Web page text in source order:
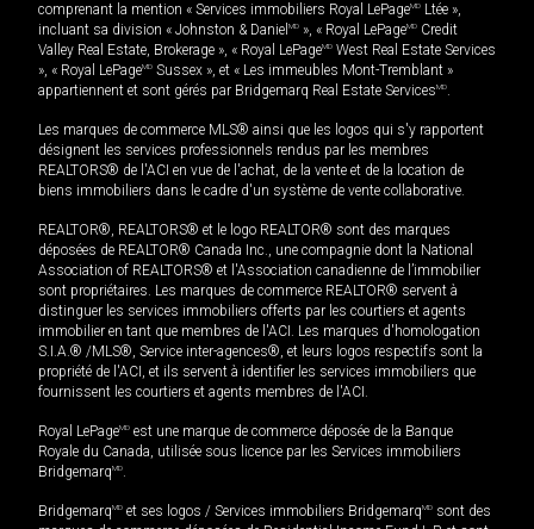
comprenant la mention « Services immobiliers Royal LePageMD Ltée »,
incluant sa division « Johnston & Daniel MD », « Royal LePageMD Credit
Valley Real Estate, Brokerage », « Royal LePageMD West Real Estate Services
», « Royal LePageMD Sussex », et « Les immeubles Mont-Tremblant »
appartiennent et sont gérés par Bridgemarq Real Estate ServicesMD.
Les marques de commerce MLS® ainsi que les logos qui s'y rapportent
désignent les services professionnels rendus par les membres
REALTORS® de l'ACI en vue de l'achat, de la vente et de la location de
biens immobiliers dans le cadre d'un système de vente collaborative.
REALTOR®, REALTORS® et le logo REALTOR® sont des marques
déposées de REALTOR® Canada Inc., une compagnie dont la National
Association of REALTORS® et l'Association canadienne de l’immobilier
sont propriétaires. Les marques de commerce REALTOR® servent à
distinguer les services immobiliers offerts par les courtiers et agents
immobilier en tant que membres de l'ACI. Les marques d'homologation
S.I.A.® /MLS®, Service inter-agences®, et leurs logos respectifs sont la
propriété de l'ACI, et ils servent à identifier les services immobiliers que
fournissent les courtiers et agents membres de l'ACI.
Royal LePageMD est une marque de commerce déposée de la Banque
Royale du Canada, utilisée sous licence par les Services immobiliers
BridgemarqMD.
BridgemarqMD et ses logos / Services immobiliers BridgemarqMD sont des